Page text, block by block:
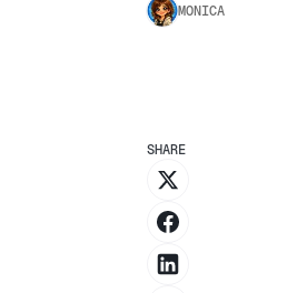
MONICA
SHARE